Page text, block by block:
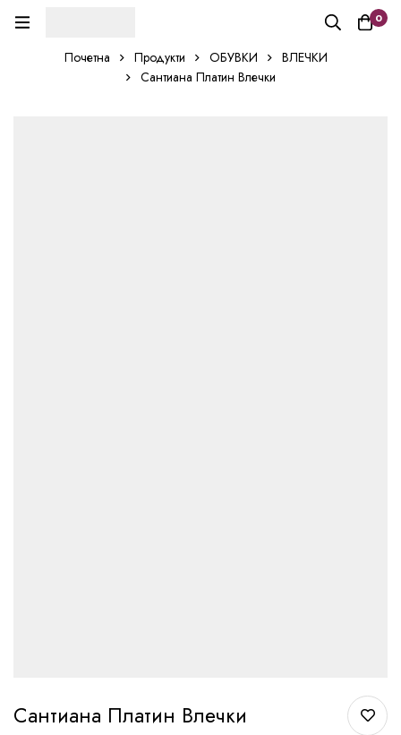
0
Почетна Продукти ОБУВКИ
ВЛЕЧКИ
Сантиана Платин Влечки
Сантиана Платин Влечки